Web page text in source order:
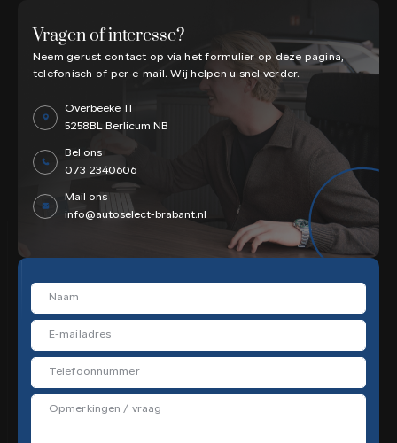
Vragen of interesse?
Neem gerust contact op via het formulier op deze pagina,
telefonisch of per e-mail. Wij helpen u snel verder.
Overbeeke 11
5258BL Berlicum NB
Bel ons
073 2340606
Mail ons
info@autoselect-brabant.nl